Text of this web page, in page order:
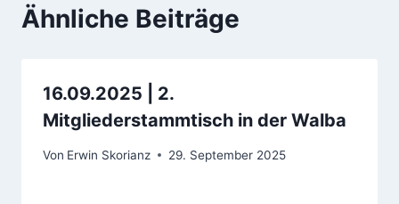
Ähnliche Beiträge
16.09.2025 | 2.
Mitgliederstammtisch in der Walba
Von Erwin Skorianz 29. September 2025